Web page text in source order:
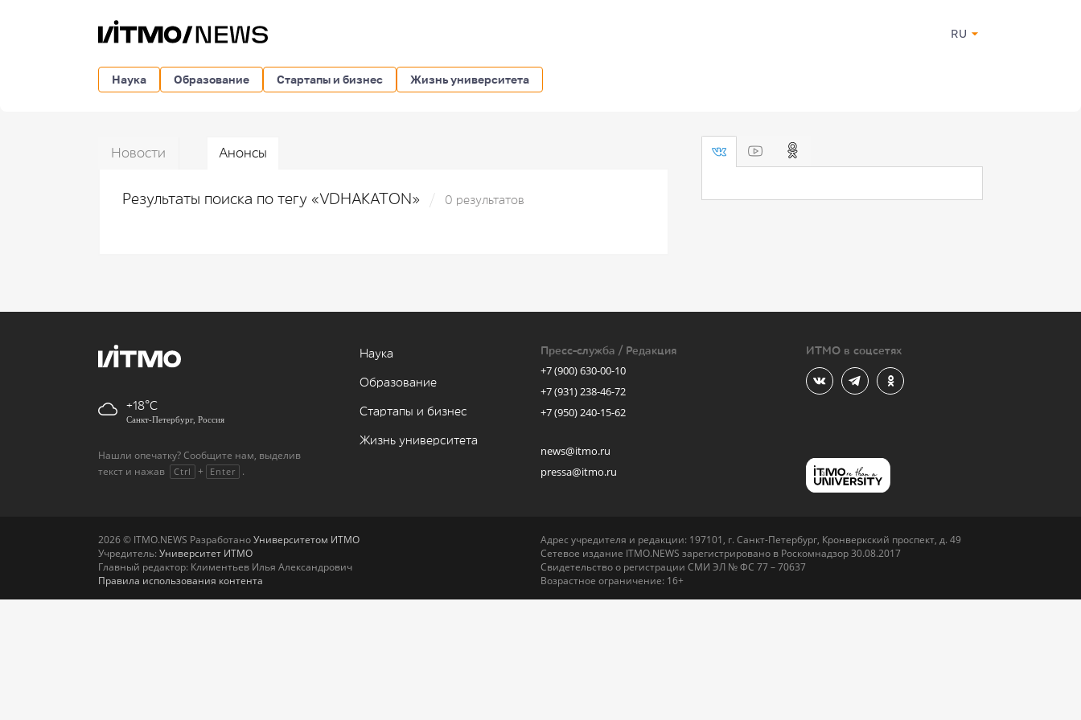
RU
Наука Образование Стартапы и бизнес Жизнь университета
Новости Анонсы
Результаты поиска по тегу «VDHAKATON» 0 результатов
+18
Санкт-Петербург, Россия
Нашли опечатку? Сообщите нам, выделив
текст и нажав
Ctrl + Enter .
Наука
Образование
Стартапы и бизнес
Жизнь университета
Пресс-служба / Редакция
+7 (900) 630-00-10
+7 (931) 238-46-72
+7 (950) 240-15-62
news@itmo.ru
pressa@itmo.ru
ИТМО в соцсетях
2026 © ITMO.NEWS РазработаноУниверситетом ИТМО
Учредитель: Университет ИТМО
Главный редактор: Климентьев Илья Александрович
Правила использования контента
Адрес учредителя и редакции: 197101, г. Санкт-Петербург, Кронверкский проспект, д. 49
Сетевое издание ITMO.NEWS зарегистрировано в Роскомнадзор 30.08.2017
Свидетельство о регистрации СМИ ЭЛ № ФС 77 – 70637
Возрастное ограничение: 16+